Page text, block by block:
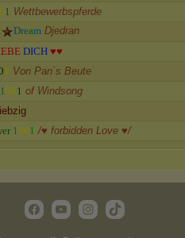
01 Wettbewerbspferde
Dream Djedran
EBE DICH ♥♥
1 Von Pan`s Beute
1001 of Windsong
er 1001 /♥ forbidden Love ♥/